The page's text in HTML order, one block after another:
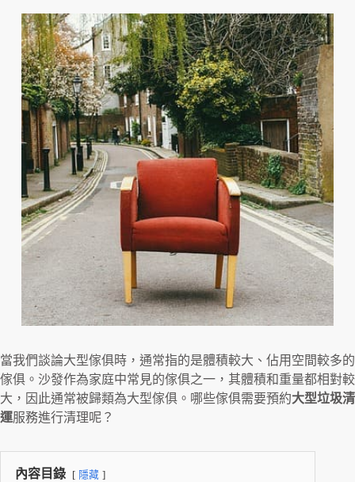
當我們談論大型傢俱時，通常指的是體積較大、佔用空間較多的
傢俱。沙發作為家庭中常見的傢俱之一，其體積和重量都相對較
大，因此通常被歸類為大型傢俱。哪些傢俱需要預約大型垃圾清
運服務進行清理呢？
內容目錄 隱藏